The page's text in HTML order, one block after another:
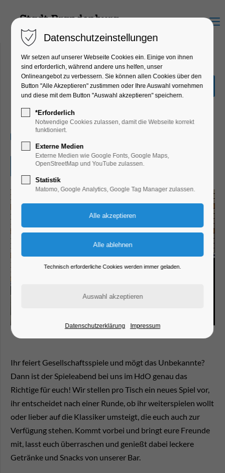
Menu
Sneak Peak - Boardgame
Night
Mitmach-Aktion
Eintritt frei
Ihr feiert Gesellschaftsspiele und mögt das Unbekannte?
Dann ist der Spieleabend bei uns im HdO genau das
Richtige für euch! Wir stellen pro Tisch ein neues Spiel vor,
ihr entscheidet nach einer Runde, ob ihr weiterspielen wollt
oder lieber auf die Klassiker umsteigt, die euch auch zur
Verfügung stehen. Kommt vorbei und bringt eure Freunde
mit, lasst euch überraschen und genießt dabei leckere
Getränke und Snacks von unserer Bar.
Datenschutzeinstellungen
Wir setzen auf unserer Webseite Cookies ein. Einige von ihnen
sind erforderlich, während andere uns helfen, unser
Onlineangebot zu verbessern. Sie können allen Cookies über den
Button "Alle Akzeptieren" zustimmen oder Ihre Auswahl vornehmen
und diese mit dem Button "Auswahl akzeptieren" speichern.
*Erforderlich
Notwendige Cookies zulassen, damit die Webseite korrekt
funktioniert.
Externe Medien
Externe Medien wie Google Fonts, Google Maps,
OpenStreetMap und YouTube zulassen.
Statistik
Matomo, Google Analytics, Google Tag Manager zulassen.
Technisch erforderliche Cookies werden immer geladen.
Datenschutzerklärung Impressum